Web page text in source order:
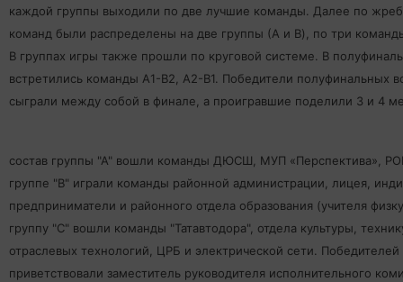
каждой группы выходили по две лучшие команды. Далее по
команд были распределены на две группы (А и B), по три
В группах игры также прошли по круговой системе. В
встретились команды А1-B2, А2-B1. Победители полуфинальных
сыграли между собой в финале, а проигравшие поделили 3 и 4
состав группы "А" вошли команды ДЮСШ, МУП «Перспектива»,
группе "В" играли команды районной администрации, лицея,
предприниматели и районного отдела образования (учителя
группу "С" вошли команды "Татавтодора", отдела культуры,
отраслевых технологий, ЦРБ и электрической сети.
приветствовали заместитель руководителя исполнительного